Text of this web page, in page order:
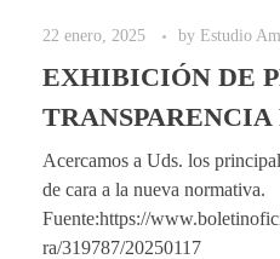
22 enero, 2025 by Estudio
EXHIBICIÓN DE
Acercamos a Uds. los
de cara a la nueva normativa.
Fuente:https://
ra/319787/20250117